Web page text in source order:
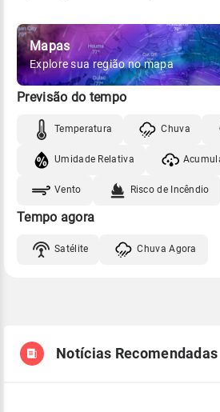
Mapas
Explore sua região no mapa
Previsão do tempo
Temperatura Chuva
Umidade Relativa
Vento Risco de Incêndio
Tempo agora
Satélite Chuva Agora
Notícias Recomendadas